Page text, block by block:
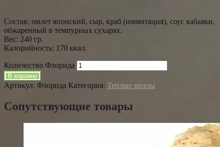
Cостав: омлет японский, сыр, краб (иммитация), соус кабаяки,
обжаренный в темпурных сухарях.
Вес: 240 гр.
Калорийность: 170 ккал.
Количество Флорида
В корзину
Артикул: Флорида Категория: Теплые роллы
Сопутствующие товары